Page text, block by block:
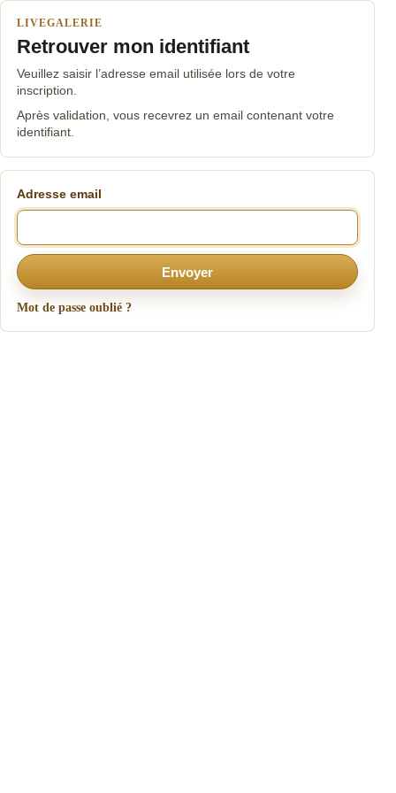
LIVEGALERIE
Retrouver mon identifiant
Veuillez saisir l’adresse email utilisée lors de votre
inscription.
Après validation, vous recevrez un email contenant votre
identifiant.
Adresse email
Envoyer
Mot de passe oublié ?